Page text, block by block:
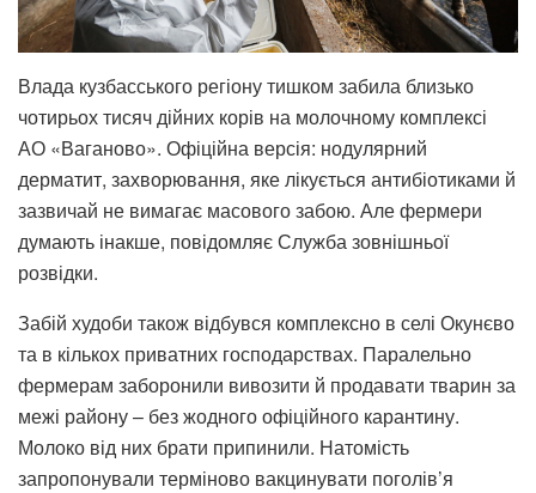
Влада кузбасського регіону тишком забила близько
чотирьох тисяч дійних корів на молочному комплексі
АО «Ваганово». Офіційна версія: нодулярний
дерматит, захворювання, яке лікується антибіотиками й
зазвичай не вимагає масового забою. Але фермери
думають інакше, повідомляє Служба зовнішньої
розвідки.
Забій худоби також відбувся комплексно в селі Окунєво
та в кількох приватних господарствах. Паралельно
фермерам заборонили вивозити й продавати тварин за
межі району – без жодного офіційного карантину.
Молоко від них брати припинили. Натомість
запропонували терміново вакцинувати поголів’я